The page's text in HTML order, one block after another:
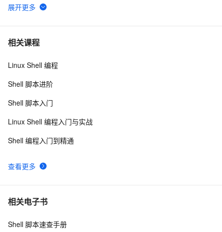
6 shell脚本之一
7 在 Go 语言中使用 exec 包执行 Shell 命令（上）
8 shell学习之条件判断test
10 shell查询当前时间
相关课程
查看更多
Linux Shell 编程
Shell 脚本进阶
Shell 脚本入门
Linux Shell 编程入门与实战
Shell 编程入门到精通
相关电子书
Shell 脚本速查手册